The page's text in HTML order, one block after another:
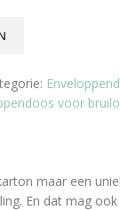
voor
maar een
En dat mag